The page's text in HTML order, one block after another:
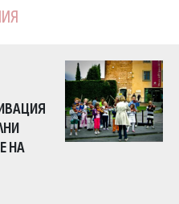
образованието“
НА